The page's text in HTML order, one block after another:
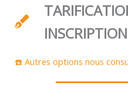
☎️ Autres options nous